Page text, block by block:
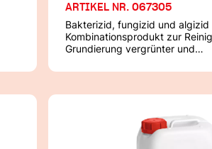
ARTIKEL NR. 067305
Bakterizid, fungizid und algizid
Kombinationsprodukt zur
Grundierung vergrünter und